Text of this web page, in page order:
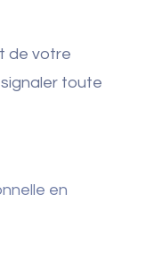
de votre
toute